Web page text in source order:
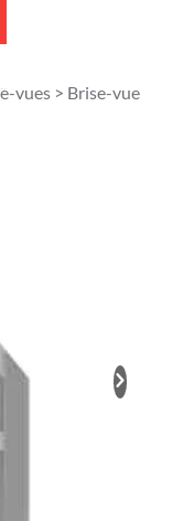
vues> Brise-vue